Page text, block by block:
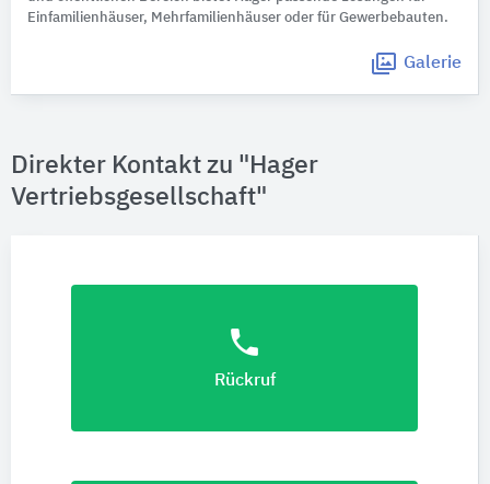
Einfamilienhäuser, Mehrfamilienhäuser oder für Gewerbebauten.
Galerie
Direkter Kontakt zu "Hager
Vertriebsgesellschaft"
phone
Rückruf